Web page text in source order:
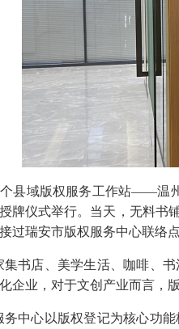
县域版权服务工作站——温
牌仪式举行。当天，无料书
过瑞安市版权服务中心联络点
书店、美学生活、咖啡、
企业，对于文创产业而言，
中心以版权登记为核心功